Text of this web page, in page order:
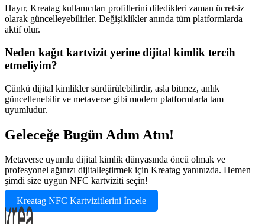
Hayır, Kreatag kullanıcıları profillerini diledikleri zaman ücretsiz
olarak güncelleyebilirler. Değişiklikler anında tüm platformlarda
aktif olur.
Neden kağıt kartvizit yerine dijital kimlik tercih
etmeliyim?
Çünkü dijital kimlikler sürdürülebilirdir, asla bitmez, anlık
güncellenebilir ve metaverse gibi modern platformlarla tam
uyumludur.
Geleceğe Bugün Adım Atın!
Metaverse uyumlu dijital kimlik dünyasında öncü olmak ve
profesyonel ağınızı dijitalleştirmek için Kreatag yanınızda. Hemen
şimdi size uygun NFC kartviziti seçin!
Kreatag NFC Kartvizitlerini İncele